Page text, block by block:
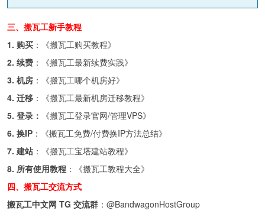
三、搬瓦工新手教程
1. 购买 ：《搬瓦工购买教程》
2. 续费 ：《搬瓦工最新续费实践》
3. 机房 ：《搬瓦工哪个机房好》
4. 迁移 ：《搬瓦工最新机房迁移教程》
5. 登录：
《搬瓦工登录官网/管理VPS》
6. 换IP ：《搬瓦工免费/付费换IP方法总结》
7. 建站 ：《搬瓦工宝塔建站教程》
8. 所有使用教程 ：《搬瓦工教程大全》
四、搬瓦工交流方式
搬瓦工中文网 TG 交流群 ： @BandwagonHostGroup